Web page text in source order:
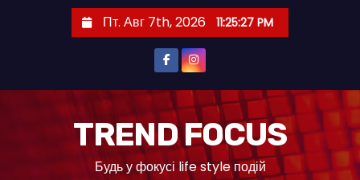
Пт. Авг 7th, 2026 11:25:28 PM
TREND FOCUS
Будь у фокусі life style подій